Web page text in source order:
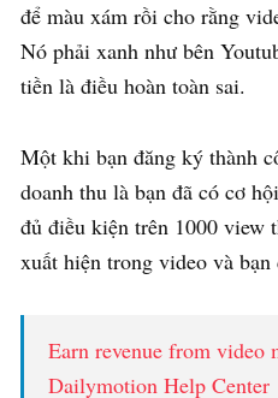
để màu xám rồi cho rằng
Nó phải xanh như bên
tiền là điều hoàn toàn sai.
Một khi bạn đăng ký thành
doanh thu là bạn đã có cơ
đủ điều kiện trên 1000 view
xuất hiện trong video và bạn
Earn revenue from video
Dailymotion Help Center